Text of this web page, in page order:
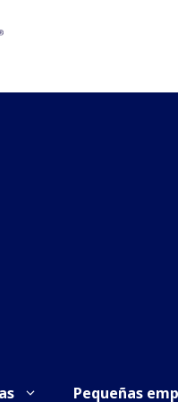
Pequeñas